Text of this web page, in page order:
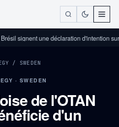
une déclaration d'intention sur la
/ SWEDEN
· SWEDEN
de l'OTAN
d'un